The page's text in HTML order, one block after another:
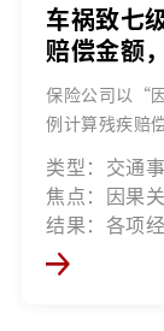
车祸致七
赔偿金额
保险公司以“
例计算残疾赔
类型：交通
焦点：因果
结果：各项